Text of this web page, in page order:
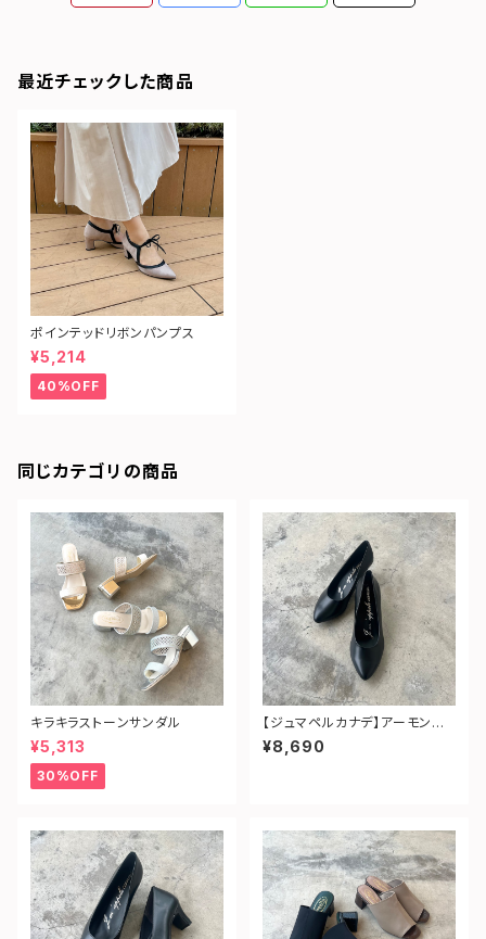
最近チェックした商品
ポインテッドリボンパンプス
¥5,214
40%OFF
同じカテゴリの商品
キラキラストーンサンダル
¥5,313
30%OFF
【ジュマペルカナデ】アーモンドト
ゥフォーマルパンプス
¥8,690